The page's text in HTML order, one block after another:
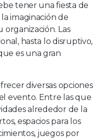
tener una fiesta de
imaginación de
organización. Las
hasta lo disruptivo,
es una gran
diversas opciones
evento. Entre las que
alrededor de la
espacios para los
juegos por